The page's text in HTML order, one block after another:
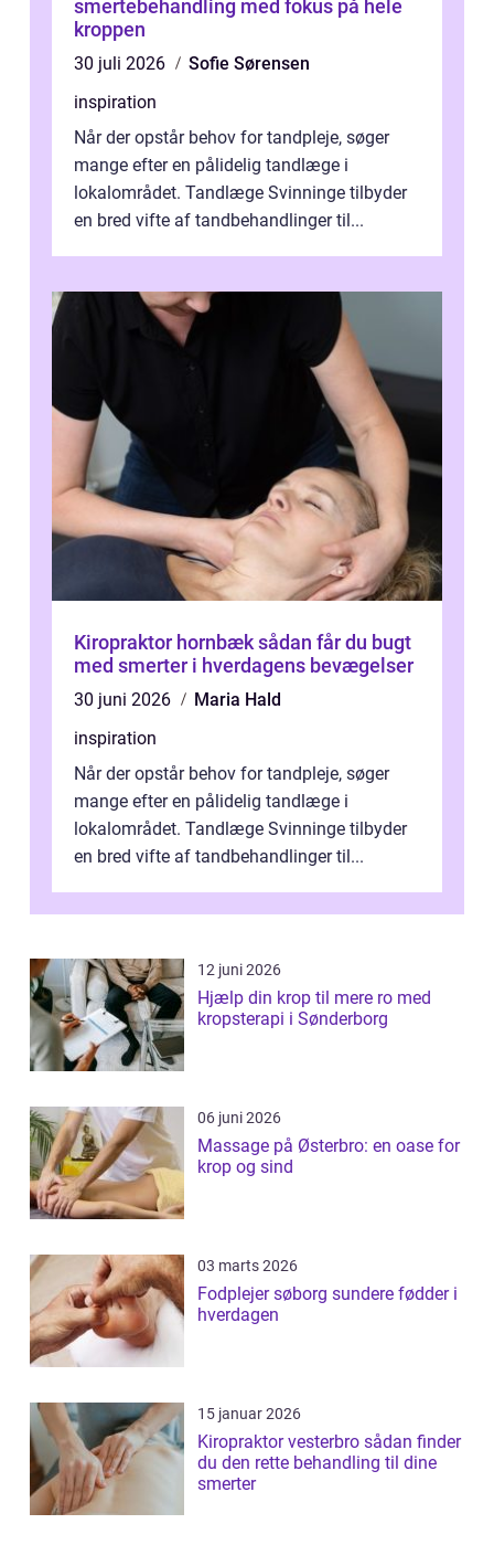
smertebehandling med fokus på hele
kroppen
30 juli 2026
Sofie Sørensen
inspiration
Når der opstår behov for tandpleje, søger
mange efter en pålidelig tandlæge i
lokalområdet. Tandlæge Svinninge tilbyder
en bred vifte af tandbehandlinger til...
Kiropraktor hornbæk sådan får du bugt
med smerter i hverdagens bevægelser
30 juni 2026
Maria Hald
inspiration
Når der opstår behov for tandpleje, søger
mange efter en pålidelig tandlæge i
lokalområdet. Tandlæge Svinninge tilbyder
en bred vifte af tandbehandlinger til...
12 juni 2026
Hjælp din krop til mere ro med
kropsterapi i Sønderborg
06 juni 2026
Massage på Østerbro: en oase for
krop og sind
03 marts 2026
Fodplejer søborg sundere fødder i
hverdagen
15 januar 2026
Kiropraktor vesterbro sådan finder
du den rette behandling til dine
smerter